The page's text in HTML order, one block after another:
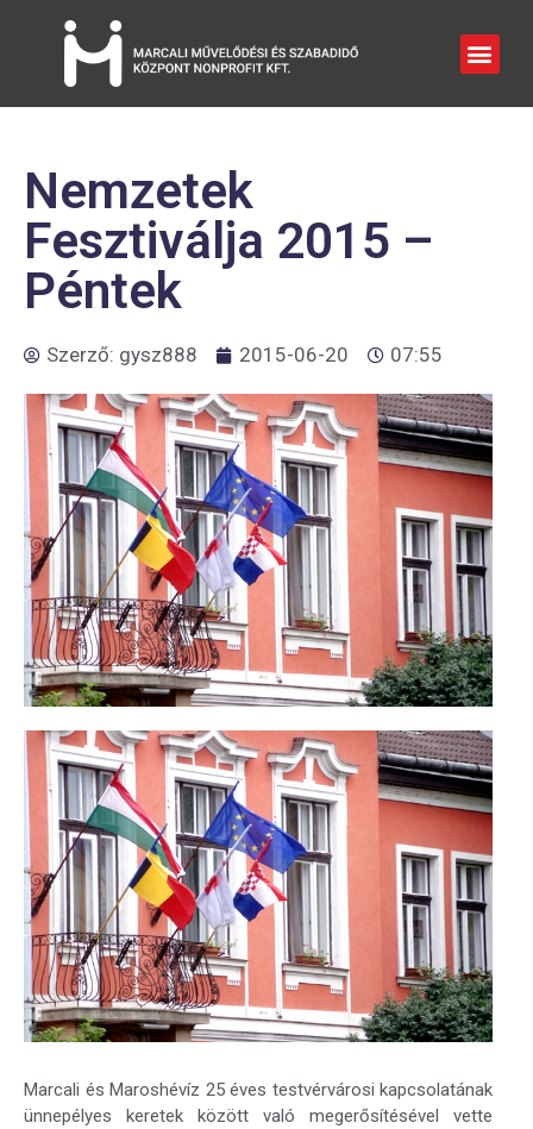
Nemzetek
Fesztiválja 2015 –
Péntek
Szerző: gysz888 2015-06-20 07:55
Marcali és Maroshévíz 25 éves testvérvárosi kapcsolatának
ünnepélyes keretek között való megerősítésével vette